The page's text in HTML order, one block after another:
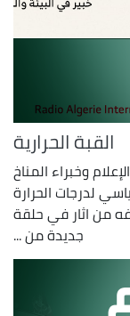
القبة الحرارية
وخبراء المناخ
لدرجات الحرارة
من اثار في حلقة
جديدة من ...